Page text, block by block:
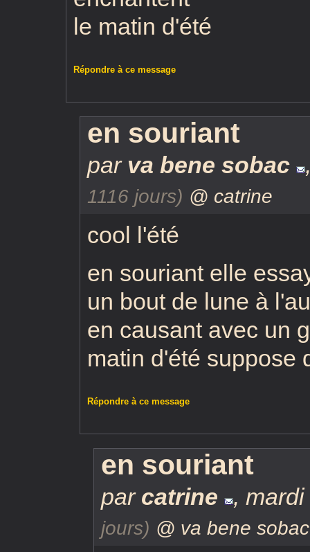
le matin d'été
Répondre à ce message
en souriant
par va bene sobac
1116 jours) @ catrine
cool l'été
en souriant elle
un bout de lune à
en causant avec un
matin d'été suppose
Répondre à ce message
en souriant
par catrine ,
jours) @ va bene sobac